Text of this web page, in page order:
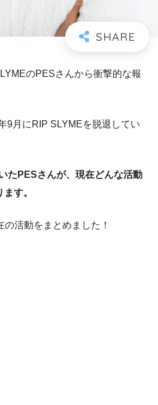
のPESさんから衝撃的な報
9月にRIP SLYMEを脱退してい
たPESさんが、現在どんな活動
す。
活動をまとめました！